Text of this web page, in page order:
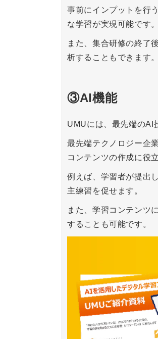
事前にインプットを行
な学習が実現可能です。
また、集合研修の終了
析することもできます。
③AI機能
UMUには、最先端のAI
最先端テクノロジー企
コンテンツの作成に役
例えば、学習者が提出
主練習を促せます。
また、学習コンテンツ
することも可能です。